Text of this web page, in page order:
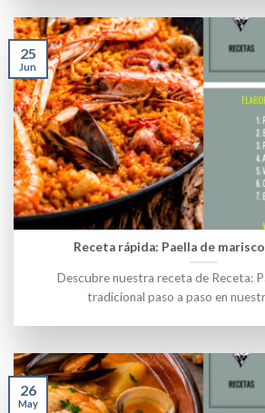
Receta rápida: Paella de
Descubre nuestra receta de Receta:
tradicional paso a paso en
25
Jun
26
May